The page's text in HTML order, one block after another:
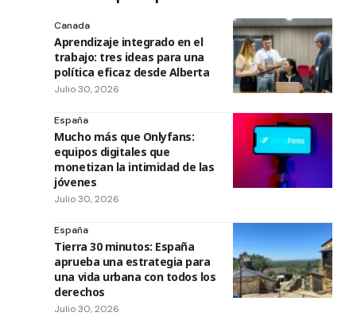
Canada
Aprendizaje integrado en el
trabajo: tres ideas para una
política eficaz desde Alberta
Julio 30, 2026
España
Mucho más que Onlyfans:
equipos digitales que
monetizan la intimidad de las
jóvenes
Julio 30, 2026
España
Tierra 30 minutos: España
aprueba una estrategia para
una vida urbana con todos los
derechos
Julio 30, 2026